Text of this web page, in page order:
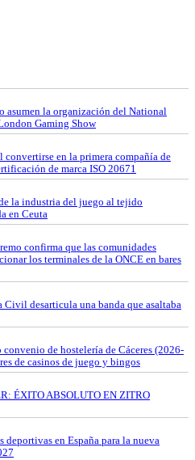
asumen la organización del National
Gaming Show
en la primera compañía de
de marca ISO 20671
la industria del juego al tejido
en Ceuta
confirma que las comunidades
los terminales de la ONCE en bares
Civil desarticula una banda que asaltaba
de hostelería de Cáceres (2026-
de casinos de juego y bingos
ÉXITO ABSOLUTO EN ZITRO
deportivas en España para la nueva